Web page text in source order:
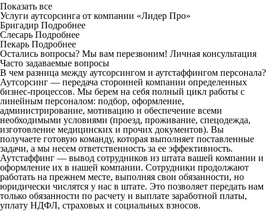
Показать все
Услуги аутсорсинга от компании «Лидер Про»
Бригадир Подробнее
Слесарь Подробнее
Пекарь Подробнее
Остались вопросы? Мы вам перезвоним! Личная консультация
Часто задаваемые вопросы
В чем разница между аутсорсингом и аутстаффингом персонала?
Аутсорсинг — передача сторонней компании определенных
бизнес-процессов. Мы берем на себя полный цикл работы с
линейным персоналом: подбор, оформление,
администрирование, мотивацию и обеспечение всеми
необходимыми условиями (проезд, проживание, спецодежда,
изготовление медицинских и прочих документов). Вы
получаете готовую команду, которая выполняет поставленные
задачи, а мы несем ответственность за ее эффективность.
Аутстаффинг — вывод сотрудников из штата вашей компании и
оформление их в нашей компании. Сотрудники продолжают
работать на прежнем месте, выполняя свои обязанности, но
юридически числятся у нас в штате. Это позволяет передать нам
только обязанности по расчету и выплате заработной платы,
уплату НДФЛ, страховых и социальных взносов.